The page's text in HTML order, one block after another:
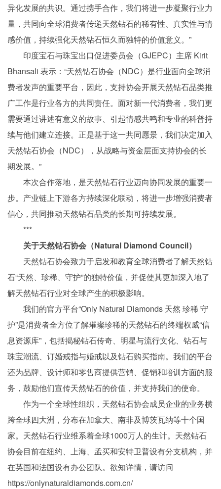
异化发展的共识。通过携手合作，我们将进一步凝聚行业力
量，共同向全球消费者传递天然钻石的稀有性、真实性与情
感价值，持续强化天然钻石恒久而独特的价值意义。”
印度宝石与珠宝出口促进委员会（GJEPC）主席 Kirit
Bhansali 表示：“天然钻石协会（NDC）是行业面向全球消
费者发声的重要平台，因此，支持协会开展天然钻石品类推
广工作是行业各方的共同责任。面对新一代消费者，我们更
需要通过讲述有意义的故事、引起情感共鸣和专业的科普持
续与他们建立连接。正是基于这一共同愿景，我们决定加入
天然钻石协会（NDC），从战略与资金层面支持协会的长
期发展。”
本次合作落地，是天然钻石行业迈向协同发展的重要一
步。产业链上下游各方持续深化联动，将进一步增强消费者
信心，共同推动天然钻石品类的长期可持续发展。
***
关于天然钻石协会（Natural Diamond Council）
天然钻石协会致力于启发和教育全球消费者了解天然钻
石“天然、珍稀、守护”的独特价值，并促使其更加深入地了
解天然钻石行业对全球产生的积极影响。
我们的官方平台“Only Natural Diamonds 天然 珍稀 守
护”是消费者全方位了解璀璨珍稀的天然钻石的终端权威“信
息资源库”，包括揭秘钻石传奇、明星与流行文化、钻石与
珠宝潮流、订婚戒指与婚戒以及钻石购买指南。我们的平台
还为品牌、设计师和零售商提供营销、促销和培训方面的服
务，鼓励他们宣传天然钻石的价值，并支持我们的使命。
作为一个全球性组织，天然钻石协会成员企业的业务横
跨全球四大洲，分布在加拿大、南非及博茨瓦纳等十个国
家。天然钻石行业维系着全球1000万人的生计。天然钻石
协会目前在纽约、上海、孟买和安特卫普设有分支机构，并
在英国和法国设有办公团队。欲知详情，请访问
https://onlynaturaldiamonds.com.cn/